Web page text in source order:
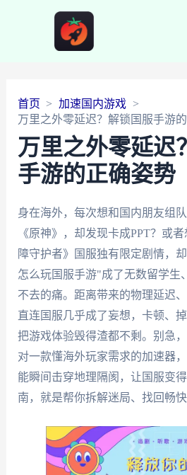
首页
加速国内游戏
万里之外零延迟？解锁国服手游
万里之外零延迟
手游的正确姿势
身在海外，每次想和国内朋友组
《原神》，却发现卡成PPT？或
障守护者》国服独有限定剧情，
怎么玩国服手游"成了无数留学生
不去的痛。距离带来的物理延迟
直连国服几乎成了妄想，卡顿、
把游戏体验毁得渣都不剩。别急
对一款懂海外玩家需求的加速器
能瞬间击穿地理隔阂，让国服变
南，就是帮你拆解迷局、找回畅快